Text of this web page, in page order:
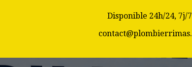
Disponible 24h/24, 7j/7